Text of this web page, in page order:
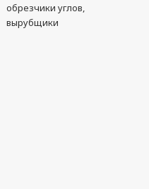
обрезчики углов,
вырубщики